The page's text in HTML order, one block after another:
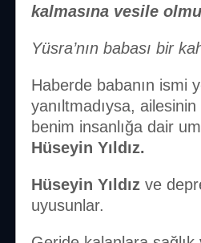
kalmasına vesile
Yüsra’nın babası bir
Haberde babanın ismi
yanıltmadıysa, ailesinin
benim insanlığa dair
Hüseyin Yıldız.
Hüseyin Yıldız ve
uyusunlar.